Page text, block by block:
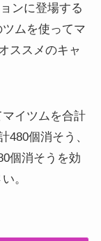
ンに登場する
ムを使ってマ
ススメのキャ
イツムを合計
480個消そう、
個消そうを効
。